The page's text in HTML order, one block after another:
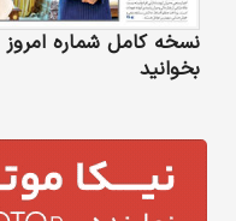
نسخه کامل شماره امروز
بخوانید